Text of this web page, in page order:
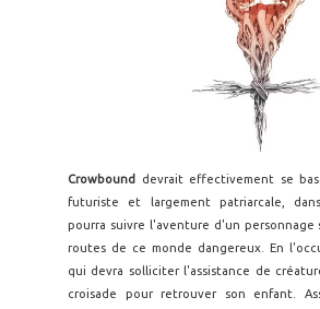
Crowbound
devrait effectivement se
futuriste et largement patriarcale,
pourra suivre l'aventure d'un personnage
routes de ce monde dangereux. En
qui devra solliciter l'assistance de
croisade pour retrouver son enfant.